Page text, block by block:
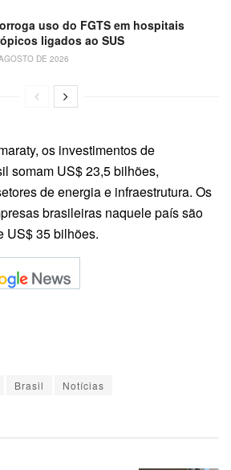
uso do FGTS em hospitais
ligados ao SUS
DE 2026
os investimentos de
somam US$ 23,5 bilhões,
de energia e infraestrutura. Os
brasileiras naquele país são
US$ 35 bilhões.
Brasil Notícias